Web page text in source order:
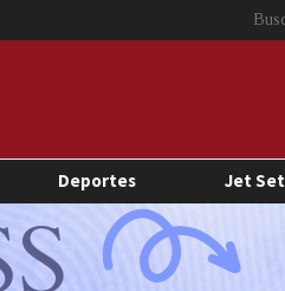
Deportes Jet Set